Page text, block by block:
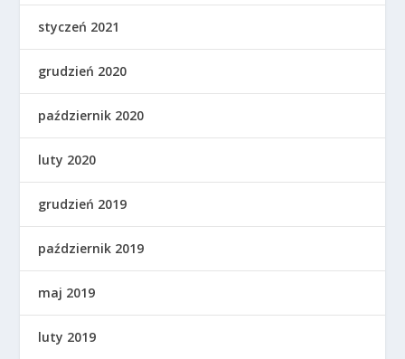
styczeń 2021
grudzień 2020
październik 2020
luty 2020
grudzień 2019
październik 2019
maj 2019
luty 2019